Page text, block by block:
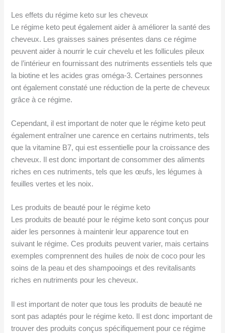
Les effets du régime keto sur les cheveux
Le régime keto peut également aider à améliorer la santé des
cheveux. Les graisses saines présentes dans ce régime
peuvent aider à nourrir le cuir chevelu et les follicules pileux
de l’intérieur en fournissant des nutriments essentiels tels que
la biotine et les acides gras oméga-3. Certaines personnes
ont également constaté une réduction de la perte de cheveux
grâce à ce régime.
Cependant, il est important de noter que le régime keto peut
également entraîner une carence en certains nutriments, tels
que la vitamine B7, qui est essentielle pour la croissance des
cheveux. Il est donc important de consommer des aliments
riches en ces nutriments, tels que les œufs, les légumes à
feuilles vertes et les noix.
Les produits de beauté pour le régime keto
Les produits de beauté pour le régime keto sont conçus pour
aider les personnes à maintenir leur apparence tout en
suivant le régime. Ces produits peuvent varier, mais certains
exemples comprennent des huiles de noix de coco pour les
soins de la peau et des shampooings et des revitalisants
riches en nutriments pour les cheveux.
Il est important de noter que tous les produits de beauté ne
sont pas adaptés pour le régime keto. Il est donc important de
trouver des produits conçus spécifiquement pour ce régime